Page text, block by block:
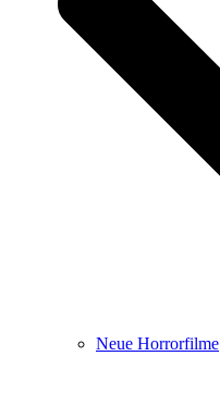
Neue Horrorfilme